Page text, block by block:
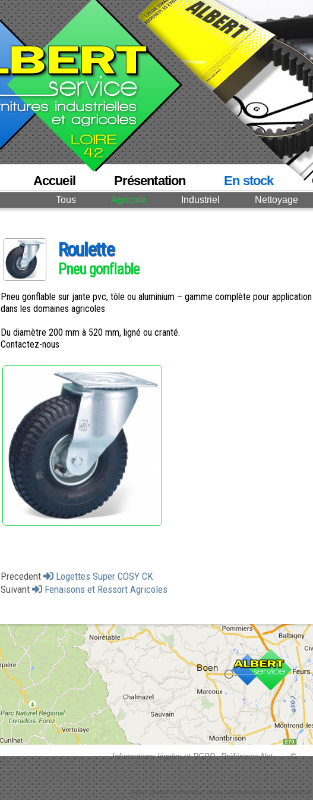
Accueil Présentation En stock
Tous Agricole Industriel Nettoyage
Roulette
Pneu gonflable
Pneu gonflable sur jante pvc, tôle ou aluminium – gamme complète pour
dans les domaines agricoles
Du diamètre 200 mm à 520 mm, ligné ou cranté.
Contactez-nous
Precedent
Logettes Super COSY CK
Suivant
Fenaisons et Ressort Agricoles
Informations légales et RGPD Préférence-Net ©
Albert Service Hydraulique Vente SAV réparation matèriel